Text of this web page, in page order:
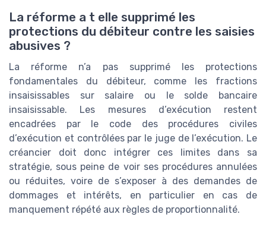
La réforme a t elle supprimé les
protections du débiteur contre les saisies
abusives ?
La réforme n’a pas supprimé les protections
fondamentales du débiteur, comme les fractions
insaisissables sur salaire ou le solde bancaire
insaisissable. Les mesures d’exécution restent
encadrées par le code des procédures civiles
d’exécution et contrôlées par le juge de l’exécution. Le
créancier doit donc intégrer ces limites dans sa
stratégie, sous peine de voir ses procédures annulées
ou réduites, voire de s’exposer à des demandes de
dommages et intérêts, en particulier en cas de
manquement répété aux règles de proportionnalité.